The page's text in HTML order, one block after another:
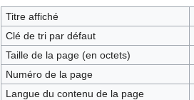
Titre affiché
Clé de tri par défaut
Taille de la page (en octets)
Numéro de la page
Langue du contenu de la page